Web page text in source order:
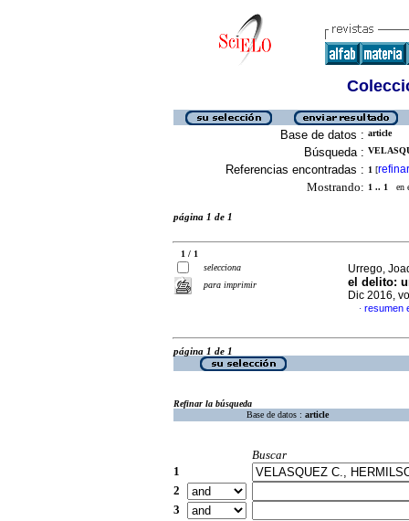
Base de datos : article
Búsqueda :
Referencias encontradas : 1 [refinar
Mostrando: 1 .. 1 en
página 1 de 1
1 / 1
selecciona
para imprimir
Urrego,
el delito:
Dic 2016,
· resumen
página 1 de 1
Refinar la búsqueda
Base de datos : article
Buscar
1
2
3